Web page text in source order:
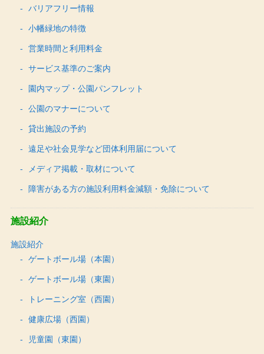
バリアフリー情報
小幡緑地の特徴
営業時間と利用料金
サービス基準のご案内
園内マップ・公園パンフレット
公園のマナーについて
貸出施設の予約
遠足や社会見学など団体利用届について
メディア掲載・取材について
障害がある方の施設利用料金減額・免除について
施設紹介
施設紹介
ゲートボール場（本園）
ゲートボール場（東園）
トレーニング室（西園）
健康広場（西園）
児童園（東園）